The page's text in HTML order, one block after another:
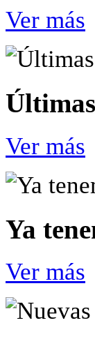
Ver más
Ver más
Ya
Ver más